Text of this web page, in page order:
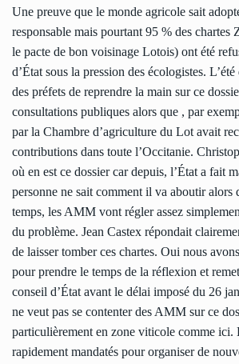
Une preuve que le monde agricole sait
responsable mais pourtant 95 % des chartes
le pacte de bon voisinage Lotois) ont été
d’État sous la pression des écologistes.
des préfets de reprendre la main sur ce
consultations publiques alors que , par
par la Chambre d’agriculture du Lot avait
contributions dans toute l’Occitanie.
où en est ce dossier car depuis, l’État a fait
personne ne sait comment il va aboutir alors
temps, les AMM vont régler assez
du problème. Jean Castex répondait
de laisser tomber ces chartes. Oui nous
pour prendre le temps de la réflexion et
conseil d’État avant le délai imposé du 26
ne veut pas se contenter des AMM sur ce
particulièrement en zone viticole comme ici.
rapidement mandatés pour organiser de